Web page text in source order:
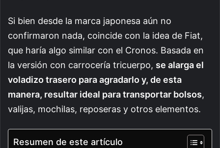
Si bien desde la marca japonesa aún no
confirmaron nada, coincide con la idea de Fiat,
que haría algo similar con el Cronos. Basada en
la versión con carrocería tricuerpo, se alarga el
voladizo trasero para agradarlo y, de esta
manera, resultar ideal para transportar bolsos,
valijas, mochilas, reposeras y otros elementos.
Resumen de este artículo